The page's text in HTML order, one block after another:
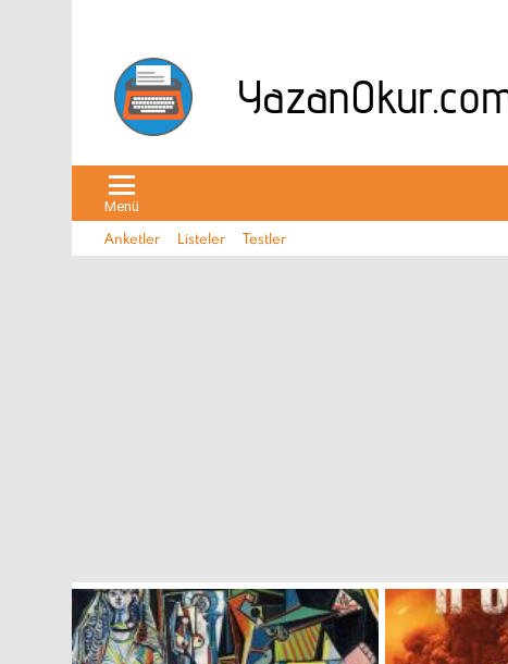
Menü
Anketler Listeler Testler
EN
YENI
İÇERIKLER